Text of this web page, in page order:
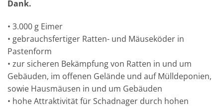
Dank.
• 3.000 g Eimer
• gebrauchsfertiger Ratten- und Mäuseköder in
Pastenform
• zur sicheren Bekämpfung von Ratten in und um
Gebäuden, im offenen Gelände und auf Mülldeponien,
sowie Hausmäusen in und um Gebäuden
• hohe Attraktivität für Schadnager durch hohen